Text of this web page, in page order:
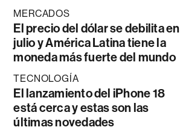
MERCADOS
El precio del dólar se debilita en
julio y América Latina tiene la
moneda más fuerte del mundo
TECNOLOGÍA
El lanzamiento del iPhone 18
está cerca y estas son las
últimas novedades